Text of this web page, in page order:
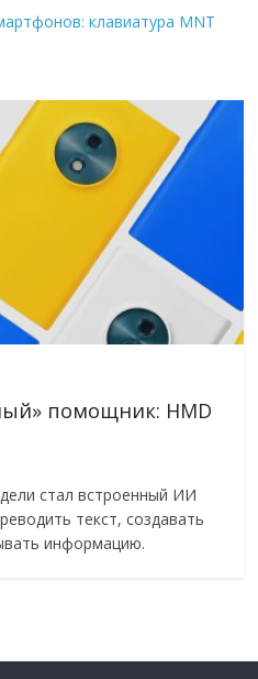
клавиатура MNT
помощник: HMD
стал встроенный ИИ
текст, создавать
информацию.